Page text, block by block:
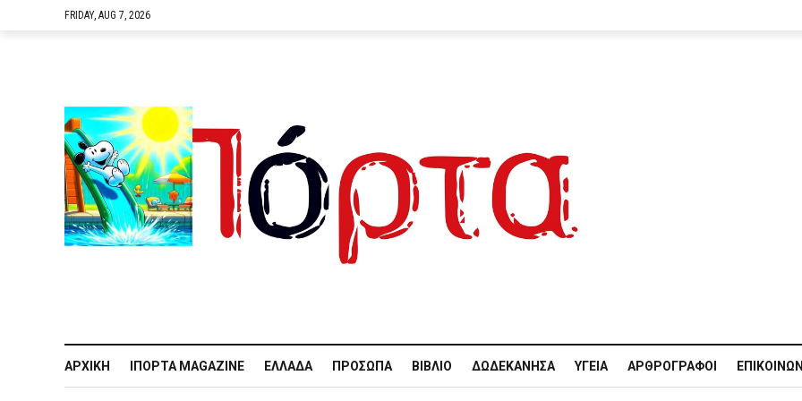
FRIDAY, AUG 7, 2026
ΑΡΧΙΚΉ IΠΌΡΤΑ MAGAZINE ΕΛΛΆΔΑ ΠΡΌΣΩΠΑ ΒΙΒΛΊΟ ΔΩΔΕΚΆΝΗΣΑ ΥΓΕΊΑ ΑΡΘΡΟΓΡΆΦΟΙ